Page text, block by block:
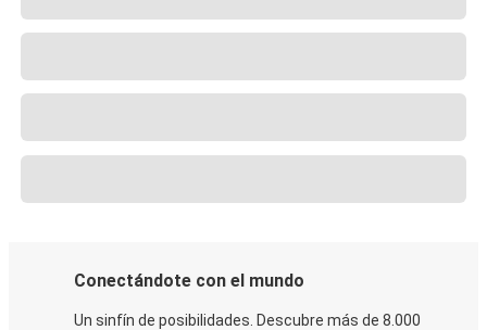
Conectándote con el mundo
Un sinfín de posibilidades. Descubre más de 8.000